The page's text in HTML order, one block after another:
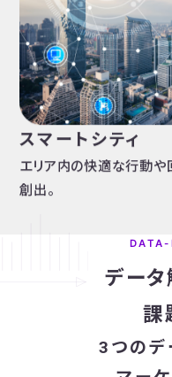
スマートシティ
エリア内の快適な行動
創出。
DATA-
データ
課
3つのデ